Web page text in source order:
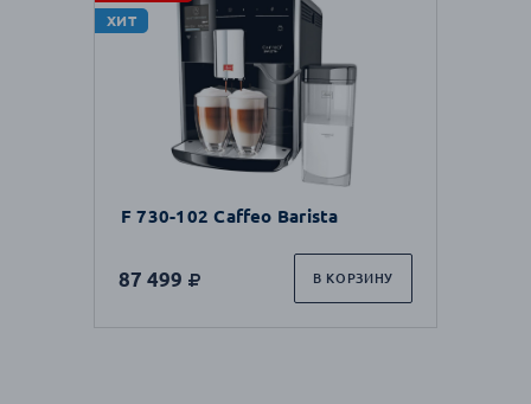
ХИТ
F 730-102 Caffeo Barista
87 499 В КОРЗИНУ